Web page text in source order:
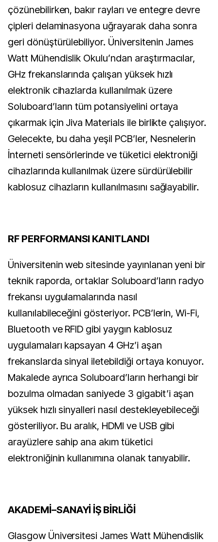
çözünebilirken, bakır rayları ve entegre devre
çipleri delaminasyona uğrayarak daha sonra
geri dönüştürülebiliyor. Üniversitenin James
Watt Mühendislik Okulu’ndan araştırmacılar,
GHz frekanslarında çalışan yüksek hızlı
elektronik cihazlarda kullanılmak üzere
Soluboard’ların tüm potansiyelini ortaya
çıkarmak için Jiva Materials ile birlikte çalışıyor.
Gelecekte, bu daha yeşil PCB’ler, Nesnelerin
İnterneti sensörlerinde ve tüketici elektroniği
cihazlarında kullanılmak üzere sürdürülebilir
kablosuz cihazların kullanılmasını sağlayabilir.
RF PERFORMANSI KANITLANDI
Üniversitenin web sitesinde yayınlanan yeni bir
teknik raporda, ortaklar Soluboard’ların radyo
frekansı uygulamalarında nasıl
kullanılabileceğini gösteriyor. PCB’lerin, Wi-Fi,
Bluetooth ve RFID gibi yaygın kablosuz
uygulamaları kapsayan 4 GHz’i aşan
frekanslarda sinyal iletebildiği ortaya konuyor.
Makalede ayrıca Soluboard’ların herhangi bir
bozulma olmadan saniyede 3 gigabit’i aşan
yüksek hızlı sinyalleri nasıl destekleyebileceği
gösteriliyor. Bu aralık, HDMI ve USB gibi
arayüzlere sahip ana akım tüketici
elektroniğinin kullanımına olanak tanıyabilir.
AKADEMİ–SANAYİ İŞ BİRLİĞİ
Glasgow Üniversitesi James Watt Mühendislik